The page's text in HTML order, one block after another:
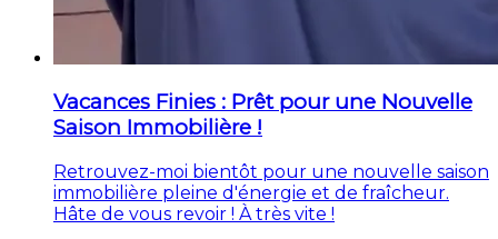
Vacances Finies : Prêt pour une Nouvelle
Saison Immobilière !
Retrouvez-moi bientôt pour une nouvelle saison
immobilière pleine d'énergie et de fraîcheur.
Hâte de vous revoir ! À très vite !